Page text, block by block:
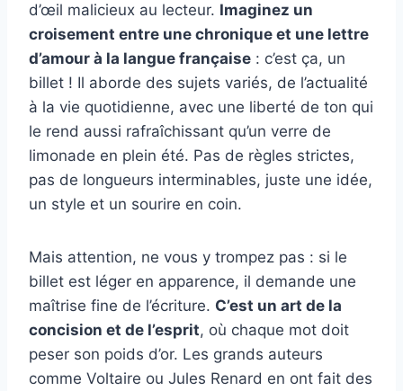
d’œil malicieux au lecteur. Imaginez un
croisement entre une chronique et une lettre
d’amour à la langue française : c’est ça, un
billet ! Il aborde des sujets variés, de l’actualité
à la vie quotidienne, avec une liberté de ton qui
le rend aussi rafraîchissant qu’un verre de
limonade en plein été. Pas de règles strictes,
pas de longueurs interminables, juste une idée,
un style et un sourire en coin.
Mais attention, ne vous y trompez pas : si le
billet est léger en apparence, il demande une
maîtrise fine de l’écriture. C’est un art de la
concision et de l’esprit, où chaque mot doit
peser son poids d’or. Les grands auteurs
comme Voltaire ou Jules Renard en ont fait des